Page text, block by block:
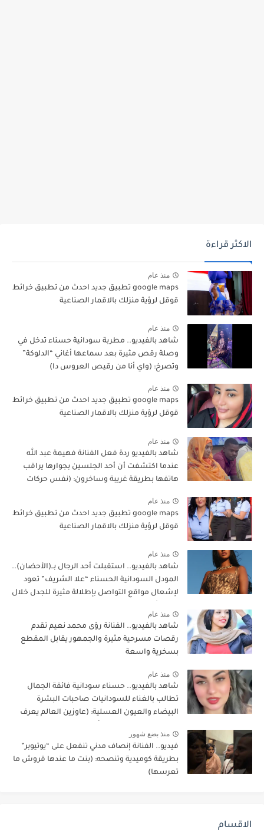
الاكثر قراءة
منذ عام
google maps تطبيق جديد احدث من تطبيق خرائط
قوقل لرؤية منزلك بالاقمار الصناعية
منذ عام
شاهد بالفيديو.. مطربة سودانية حسناء تدخل في
وصلة رقص مثيرة بعد سماعها أغاني “الدلوكة”
وتصرخ: (واي أنا من رقيص العروس دا)
منذ عام
google maps تطبيق جديد احدث من تطبيق خرائط
قوقل لرؤية منزلك بالاقمار الصناعية
منذ عام
شاهد بالفيديو ردة فعل الفنانة فهيمة عبد الله
عندما اكتشفت أن أحد الجلسين بجوارها يراقب
هاتفها بطريقة غريبة وساخرون: (نفس حركات
منذ عام
google maps تطبيق جديد احدث من تطبيق خرائط
قوقل لرؤية منزلك بالاقمار الصناعية
منذ عام
شاهد بالفيديو.. استقبلت أحد الرجال بــ(الأحضان)..
المودل السودانية الحسناء “علا الشريف” تعود
لإشعال مواقع التواصل بإطلالة مثيرة للجدل خلال
منذ عام
شاهد بالفيديو.. الفنانة رؤى محمد نعيم تقدم
رقصات مسرحية مثيرة والجمهور يقابل المقطع
بسخرية واسعة
منذ عام
شاهد بالفيديو.. حسناء سودانية فائقة الجمال
تطالب بالغناء للسودانيات صاحبات البشرة
البيضاء والعيون العسلية: (عاوزين العالم يعرف
للسمر أخذوا حقهم وكفاية)
منذ بضع شهور
فيديو.. الفنانة إنصاف مدني تنفعل على “يوتيوبر”
بطريقة كوميدية وتنصحه: (بنت ما عندها قروش ما
تعرسها)
الاقسام